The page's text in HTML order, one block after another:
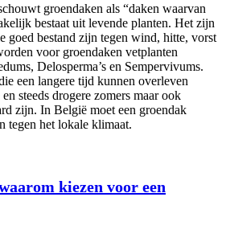
groendaken als “daken waarvan
bestaat uit levende planten. Het zijn
goed bestand zijn tegen wind, hitte, vorst
voor groendaken vetplanten
Delosperma’s en Sempervivums.
een langere tijd kunnen overleven
steeds drogere zomers maar ook
zijn. In België moet een groendak
tegen het lokale klimaat.
kiezen voor een